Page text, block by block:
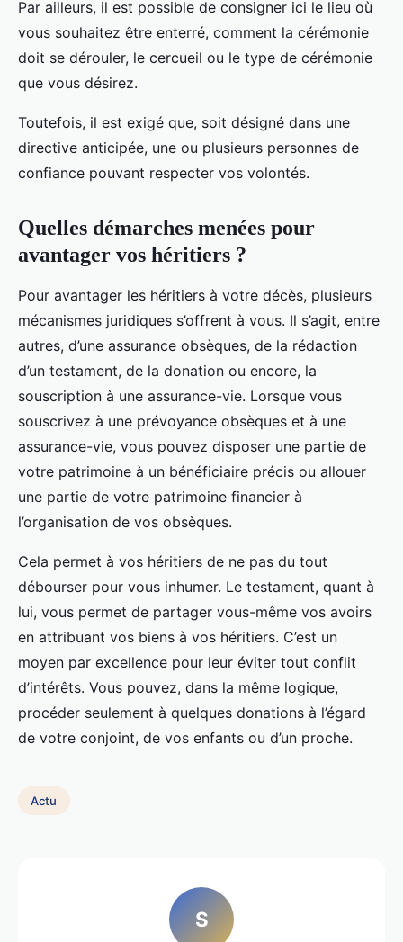
Par ailleurs, il est possible de consigner ici le lieu où
vous souhaitez être enterré, comment la cérémonie
doit se dérouler, le cercueil ou le type de cérémonie
que vous désirez.
Toutefois, il est exigé que, soit désigné dans une
directive anticipée, une ou plusieurs personnes de
confiance pouvant respecter vos volontés.
Quelles démarches menées pour
avantager vos héritiers ?
Pour avantager les héritiers à votre décès, plusieurs
mécanismes juridiques s’offrent à vous. Il s’agit, entre
autres, d’une assurance obsèques, de la rédaction
d’un testament, de la donation ou encore, la
souscription à une assurance-vie. Lorsque vous
souscrivez à une prévoyance obsèques et à une
assurance-vie, vous pouvez disposer une partie de
votre patrimoine à un bénéficiaire précis ou allouer
une partie de votre patrimoine financier à
l’organisation de vos obsèques.
Cela permet à vos héritiers de ne pas du tout
débourser pour vous inhumer. Le testament, quant à
lui, vous permet de partager vous-même vos avoirs
en attribuant vos biens à vos héritiers. C’est un
moyen par excellence pour leur éviter tout conflit
d’intérêts. Vous pouvez, dans la même logique,
procéder seulement à quelques donations à l’égard
de votre conjoint, de vos enfants ou d’un proche.
Actu
S